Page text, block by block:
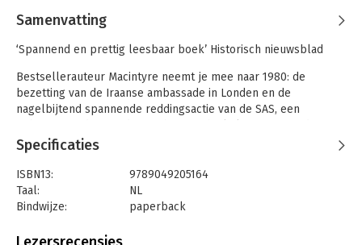
Samenvatting
‘Spannend en prettig leesbaar boek’ Historisch nieuwsblad
Bestsellerauteur Macintyre neemt je mee naar 1980: de
bezetting van de Iraanse ambassade in Londen en de
nagelbijtend spannende reddingsactie van de SAS, een
tragedie van 9/11
Toen de Iraanse gijzelingscrisis in de Amerikaanse ambassade
in Iran in het voorjaar van 1980 zijn zevende maand inging,
bestormden zes zwaarbewapende schutters de Iraanse
ambassade in Londen en verschansten zich daar met 26
gegijzelden. Wat volgde was een gespannen zesdaagse
Specificaties
ISBN13:
9789049205164
Taal:
NL
Bindwijze:
paperback
Uitgever: